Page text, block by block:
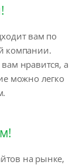
вам по
компании.
нравится, а
можно легко
на рынке,